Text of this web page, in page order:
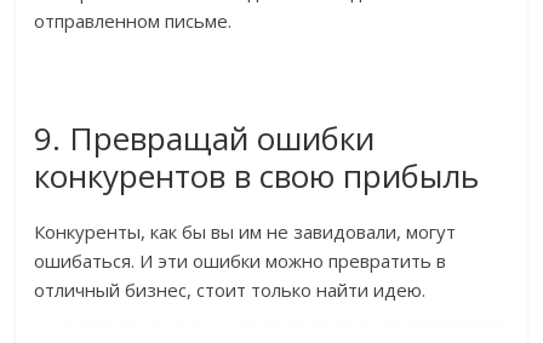
отправленном письме.
9. Превращай ошибки
конкурентов в свою прибыль
Конкуренты, как бы вы им не завидовали, могут
ошибаться. И эти ошибки можно превратить в
отличный бизнес, стоит только найти идею.